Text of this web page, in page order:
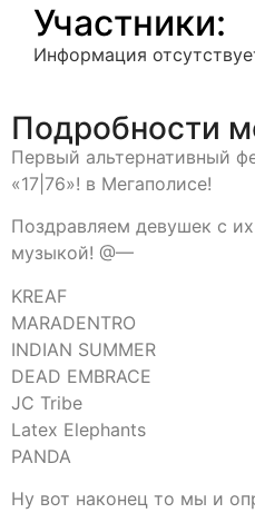
Участники:
Информация
Подробности
Первый альтернативный
«17|76»! в Мегаполисе!
Поздравляем девушек с
музыкой! @—
KREAF
MARADENTRO
INDIAN SUMMER
DEAD EMBRACE
JC Tribe
Latex Elephants
PANDA
Ну вот наконец то мы и